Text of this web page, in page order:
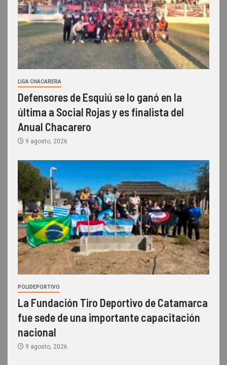
LIGA CHACARERA
Defensores de Esquiú se lo ganó en la
última a Social Rojas y es finalista del
Anual Chacarero
9 agosto, 2026
POLIDEPORTIVO
La Fundación Tiro Deportivo de Catamarca
fue sede de una importante capacitación
nacional
9 agosto, 2026